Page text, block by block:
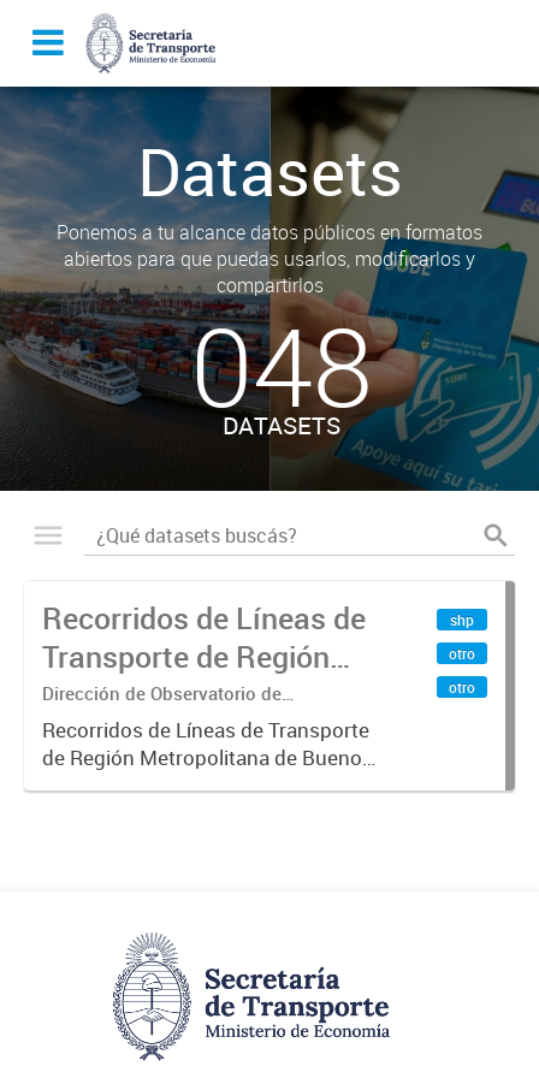
Datasets
Ponemos a tu alcance datos públicos en formatos
abiertos para que puedas usarlos, modificarlos y
compartirlos
048
DATASETS
Recorridos de Líneas de
Transporte de Región
Metropolitana de
Buenos Aires (RMBA)
Dirección de Observatorio de
Transporte, Estudio y Sistemas
Recorridos de Líneas de Transporte
de Región Metropolitana de Buenos
Aires (RMBA).-
shp
otro
otro